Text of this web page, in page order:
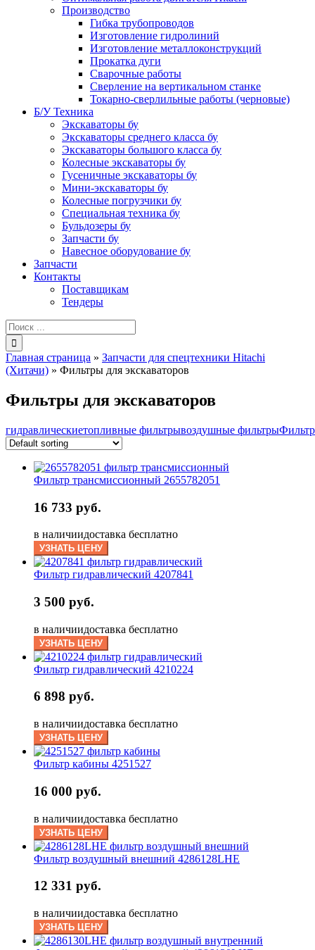
Производство
Гибка трубопроводов
Изготовление гидролиний
Изготовление металлоконструкций
Прокатка дуги
Сварочные работы
Сверление на вертикальном станке
Токарно-сверлильные работы (черновые)
Б/У Техника
Экскаваторы бу
Экскаваторы среднего класса бу
Экскаваторы большого класса бу
Колесные экскаваторы бу
Гусеничные экскаваторы бу
Мини-экскаваторы бу
Колесные погрузчики бу
Специальная техника бу
Бульдозеры бу
Запчасти бу
Навесное оборудование бу
Запчасти
Контакты
Поставщикам
Тендеры
Результат
поиска:
Главная страница » Запчасти для спецтехники Hitachi
(Хитачи) » Фильтры для экскаваторов
Фильтры для экскаваторов
гидравлическиетопливные фильтрывоздушные фильтры
Фильтр трансмиссионный 2655782051
16 733 руб.
в наличиидоставка бесплатно
УЗНАТЬ ЦЕНУ
Фильтр гидравлический 4207841
3 500 руб.
в наличиидоставка бесплатно
УЗНАТЬ ЦЕНУ
Фильтр гидравлический 4210224
6 898 руб.
в наличиидоставка бесплатно
УЗНАТЬ ЦЕНУ
Фильтр кабины 4251527
16 000 руб.
в наличиидоставка бесплатно
УЗНАТЬ ЦЕНУ
Фильтр воздушный внешний 4286128LHE
12 331 руб.
в наличиидоставка бесплатно
УЗНАТЬ ЦЕНУ